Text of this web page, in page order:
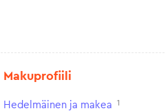
Makuprofiili
Hedelmäinen ja makea 1